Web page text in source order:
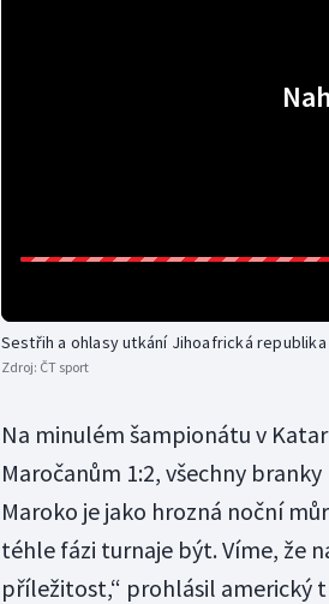
Sestřih a ohlasy utkání Jihoafrická republika
Zdroj: ČT sport
Na minulém šampionátu v
Maročanům 1:2, všechny
Maroko je jako hrozná noční
téhle fázi turnaje být. Víme, že
příležitost,“ prohlásil americký